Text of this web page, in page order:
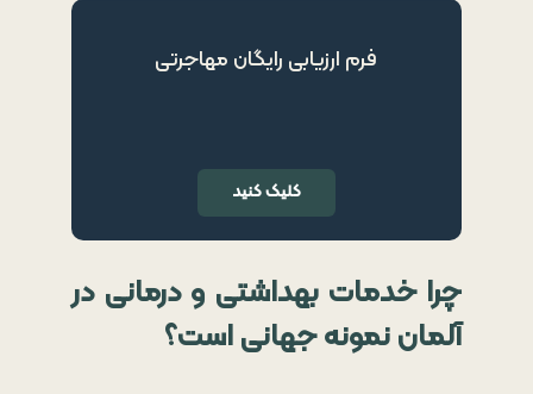
فرم ارزیابی رایگان مهاجرتی
کلیک کنید
چرا خدمات بهداشتی و درمانی در
آلمان نمونه جهانی است؟